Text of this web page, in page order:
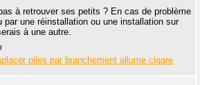
à retrouver ses petits ? En cas de problème
par une réinstallation ou une installation sur
à une autre.
piles par branchement allume cigare